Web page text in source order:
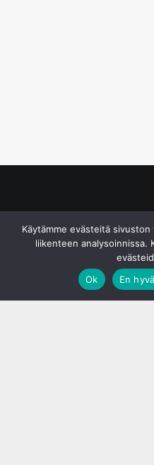
Käytämme evästeitä
liikenteen analysoinnissa.
Ok
En